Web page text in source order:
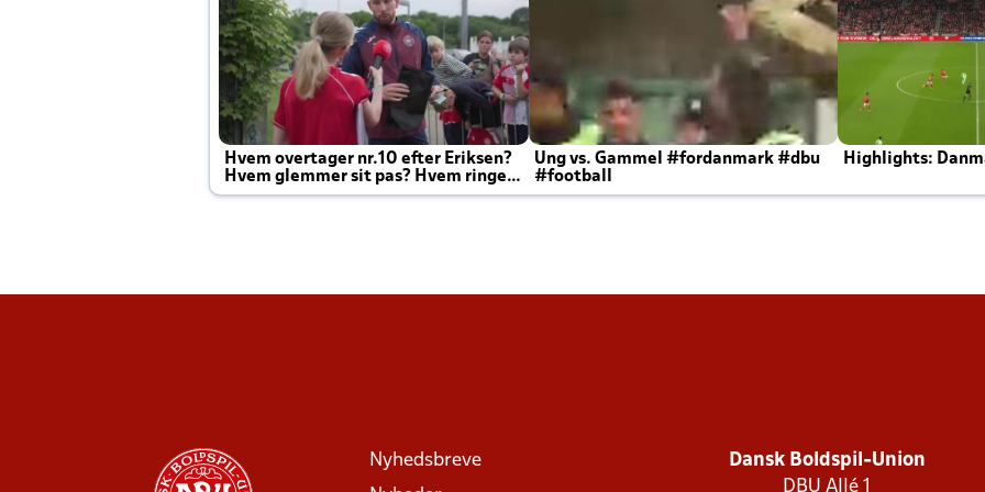
Hvem overtager nr.10 efter Eriksen?
Hvem glemmer sit pas? Hvem ringer
Joachim altid til efter kampe?
Ung vs. Gammel #fordanmark #dbu
#football
Highlights:
Nyhedsbreve
Dansk Boldspil-Union
DBU Allé 1